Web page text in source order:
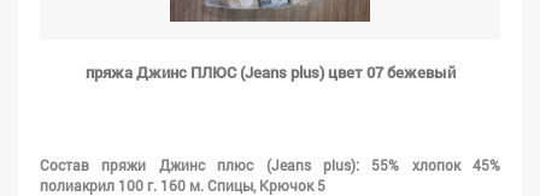
пряжа Джинс ПЛЮС (Jeans plus) цвет 07 бежевый
Состав пряжи Джинс плюс (Jeans plus): 55% хлопок 45%
полиакрил 100 г. 160 м. Спицы, Крючок 5